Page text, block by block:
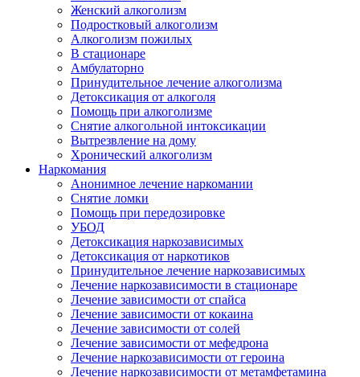
Женский алкоголизм
Подростковый алкоголизм
Алкоголизм пожилых
В стационаре
Амбулаторно
Принудительное лечение алкоголизма
Детоксикация от алкоголя
Помощь при алкоголизме
Снятие алкогольной интоксикации
Вытрезвление на дому
Хронический алкоголизм
Наркомания
Анонимное лечение наркомании
Снятие ломки
Помощь при передозировке
УБОД
Детоксикация наркозависимых
Детоксикация от наркотиков
Принудительное лечение наркозависимых
Лечение наркозависимости в стационаре
Лечение зависимости от спайса
Лечение зависимости от кокаина
Лечение зависимости от солей
Лечение зависимости от мефедрона
Лечение наркозависимости от героина
Лечение наркозависимости от метамфетамина